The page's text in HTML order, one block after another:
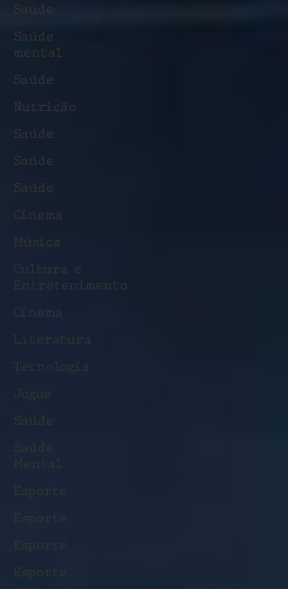
Saúde
Saúde
mental
Saúde
Nutrição
Saúde
Saúde
Saúde
Cinema
Música
Cultura e
Entretenimento
Cinema
Literatura
Tecnologia
Jogos
Saúde
Saúde
Mental
Esporte
Esporte
Esporte
Esporte